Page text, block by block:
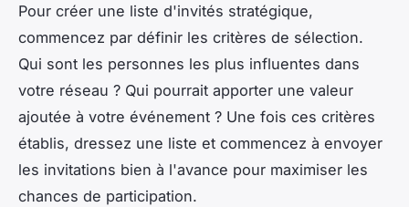
Pour créer une liste d'invités stratégique,
commencez par définir les critères de sélection.
Qui sont les personnes les plus influentes dans
votre réseau ? Qui pourrait apporter une valeur
ajoutée à votre événement ? Une fois ces critères
établis, dressez une liste et commencez à envoyer
les invitations bien à l'avance pour maximiser les
chances de participation.